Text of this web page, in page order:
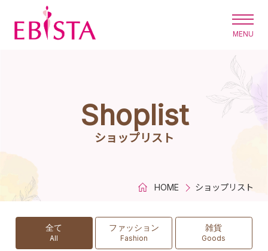
Shoplist
ショップリスト
HOME ショップリスト
全て
All
ファッション
Fashion
雑貨
Goods